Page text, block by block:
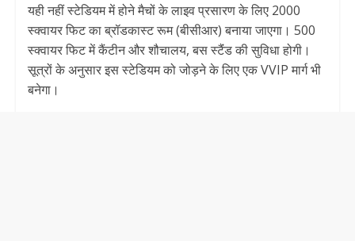
यही नहीं स्टेडियम में होने मैचों के लाइव प्रसारण के लिए 2000
स्क्वायर फिट का ब्रॉडकास्ट रूम (बीसीआर) बनाया जाएगा। 500
स्क्वायर फिट में कैंटीन और शौचालय, बस स्टैंंड की सुविधा होगी।
सूत्रों के अनुसार इस स्टेडियम को जोड़ने के लिए एक VVIP मार्ग भी
बनेगा।